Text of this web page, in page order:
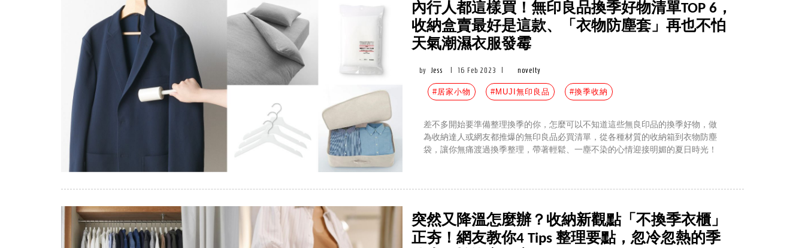
內行人都這樣買！無印良品換季好物清單TOP 6，
收納盒賣最好是這款、「衣物防塵套」再也不怕
天氣潮濕衣服發霉
by Jess 16 Feb 2023 novelty
#居家小物 #MUJI無印良品 #換季收納
差不多開始要準備整理換季的你，怎麼可以不知道這些無良印品的換季好物，做
為收納達人或網友都推爆的無印良品必買清單，從各種材質的收納箱到衣物防塵
袋，讓你無痛渡過換季整理，帶著輕鬆、一塵不染的心情迎接明媚的夏日時光！
突然又降溫怎麼辦？收納新觀點「不換季衣櫃」
正夯！網友教你4 Tips 整理要點，忽冷忽熱的季